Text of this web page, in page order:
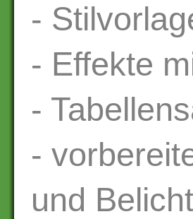
-
- Effekte
-
-
und